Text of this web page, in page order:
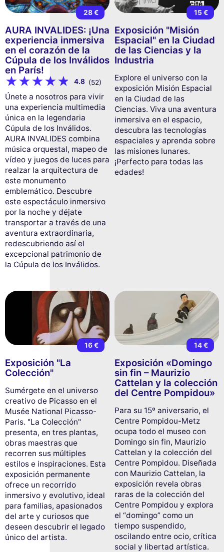
28 €
AURA INVALIDES: ¡Una
experiencia inmersiva
en el corazón de la
Cúpula de los Inválidos
en París!
4.8 (52)
Únete a nosotros para vivir
una experiencia multimedia
única en la legendaria
Cúpula de los Inválidos.
AURA INVALIDES combina
música orquestal, mapeo de
vídeo y juegos de luces para
realzar la arquitectura de
este monumento
emblemático. Descubre
este espectáculo inmersivo
por la noche y déjate
transportar a través de una
aventura extraordinaria,
redescubriendo así el
excepcional patrimonio de
la Cúpula de los Inválidos.
15 €
Exposición "Misión
Espacial" en la Ciudad
de las Ciencias y la
Industria
Explore el universo con la
exposición Misión Espacial
en la Ciudad de las
Ciencias. Viva una aventura
inmersiva en el espacio,
descubra las tecnologías
espaciales y aprenda sobre
las misiones lunares.
¡Perfecto para todas las
edades!
16 €
Exposición "La
Colección"
Sumérgete en el universo
creativo de Picasso en el
Musée National Picasso-
Paris. "La Colección"
presenta, en tres plantas,
obras maestras que
recorren sus múltiples
estilos e inspiraciones. Esta
exposición permanente
ofrece un recorrido
inmersivo y evolutivo, ideal
para familias, apasionados
del arte y curiosos que
deseen descubrir el legado
único del artista.
14 €
Exposición «Domingo
sin fin – Maurizio
Cattelan y la colección
del Centre Pompidou»
Para su 15º aniversario, el
Centre Pompidou-Metz
ocupa todo el museo con
Domingo sin fin, Maurizio
Cattelan y la colección del
Centre Pompidou. Diseñada
con Maurizio Cattelan, la
exposición revela obras
raras de la colección del
Centre Pompidou y explora
el “domingo” como un
tiempo suspendido,
oscilando entre ocio, crítica
social y libertad artística.